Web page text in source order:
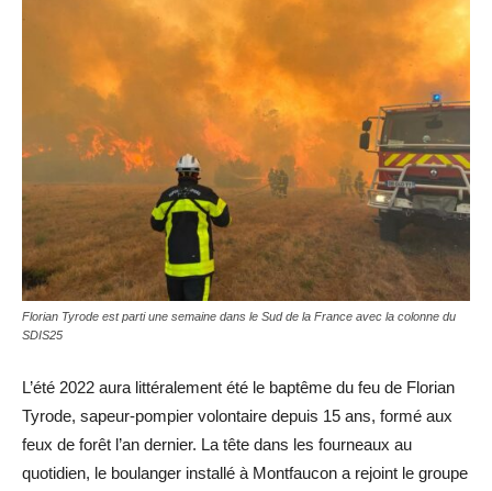
Florian Tyrode est parti une semaine dans le Sud de la France avec la colonne du
SDIS25
L’été 2022 aura littéralement été le baptême du feu de Florian
Tyrode, sapeur-pompier volontaire depuis 15 ans, formé aux
feux de forêt l’an dernier. La tête dans les fourneaux au
quotidien, le boulanger installé à Montfaucon a rejoint le groupe